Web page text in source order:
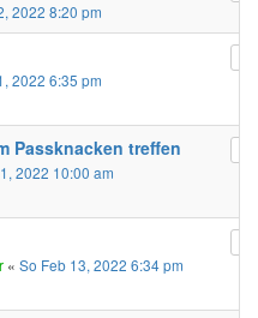
2022 8:20 pm
2022 6:35 pm
Passknacken treffen
2022 10:00 am
« So Feb 13, 2022 6:34 pm